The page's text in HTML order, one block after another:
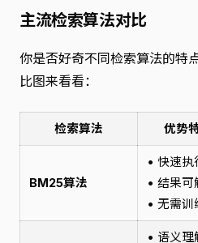
主流检索算法对比
你是否好奇不同检索算法的特
比图来看看：
检索算法 优势
BM25算法
• 快速执
• 结果可
• 无需训
• 语义理